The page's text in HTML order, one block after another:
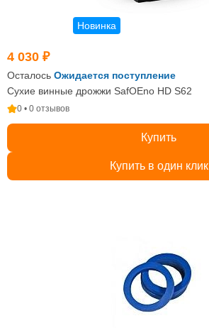
Новинка
4 030 ₽
Осталось Ожидается поступление
Сухие винные дрожжи SafOEno HD S62
0 • 0 отзывов
Купить
Купить в один клик